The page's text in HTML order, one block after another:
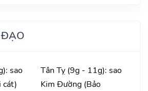
ĐẠO
sao
cát)
Tân Tỵ (9g - 11g): sao
Kim Đường (Bảo